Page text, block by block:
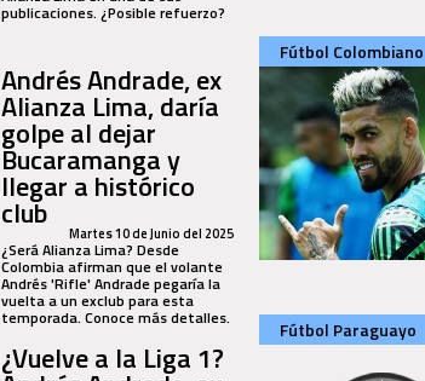
publicaciones. ¿Posible refuerzo?
Andrés Andrade, ex
Alianza Lima, daría
golpe al dejar
Bucaramanga y
llegar a histórico
club Martes 10 de Junio del 2025
¿Será Alianza Lima? Desde
Colombia afirman que el volante
Andrés 'Rifle' Andrade pegaría la
vuelta a un exclub para esta
temporada. Conoce más detalles.
Fútbol Colombiano
¿Vuelve a la Liga 1?
Fútbol Paraguayo